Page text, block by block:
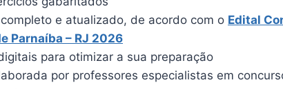
e atualizado, de acordo com o Edital
Parnaíba – RJ 2026
para otimizar a sua preparação
por professores especialistas em